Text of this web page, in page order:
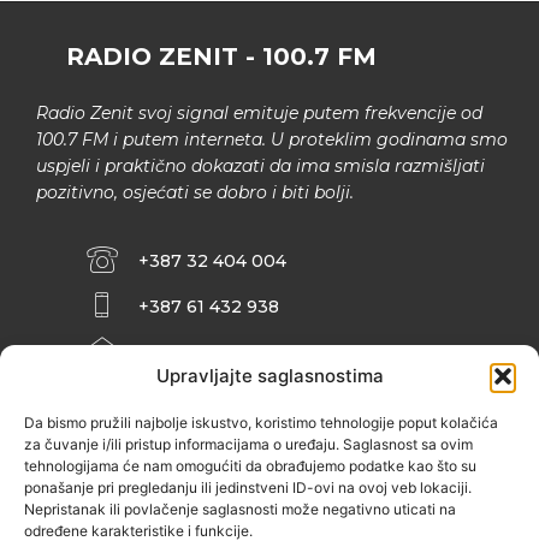
Upravljajte saglasnostima
Da bismo pružili najbolje iskustvo, koristimo tehnologije poput kolačića
za čuvanje i/ili pristup informacijama o uređaju. Saglasnost sa ovim
tehnologijama će nam omogućiti da obrađujemo podatke kao što su
ponašanje pri pregledanju ili jedinstveni ID-ovi na ovoj veb lokaciji.
Nepristanak ili povlačenje saglasnosti može negativno uticati na
određene karakteristike i funkcije.
RADIO ZENIT - 100.7 FM
Radio Zenit svoj signal emituje putem frekvencije od
100.7 FM i putem interneta. U proteklim godinama smo
uspjeli i praktično dokazati da ima smisla razmišljati
pozitivno, osjećati se dobro i biti bolji.
+387 32 404 004
+387 61 432 938
ZENIČANKA, 3. SPRAT), 72000 ZENICA